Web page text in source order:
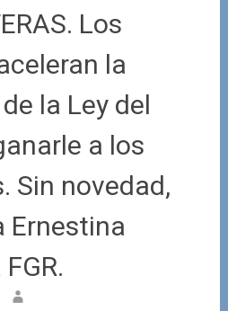
Los
la
la Ley del
a los
Sin novedad,
Ernestina